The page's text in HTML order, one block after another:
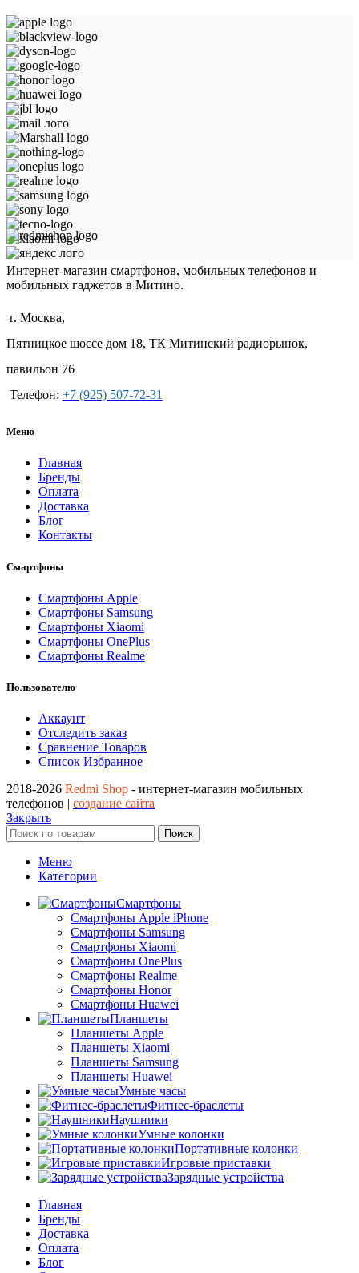
Интернет-магазин смартфонов, мобильных телефонов и
мобильных гаджетов в Митино.
г. Москва,
Пятницкое шоссе дом 18, ТК Митинский радиорынок,
павильон 76
Телефон: +7 (925) 507-72-31
Меню
Главная
Бренды
Оплата
Доставка
Блог
Контакты
Смартфоны
Смартфоны Apple
Смартфоны Samsung
Смартфоны Xiaomi
Смартфоны OnePlus
Смартфоны Realme
Пользователю
Аккаунт
Отследить заказ
Сравнение Товаров
Список Избранное
2018-2026 Redmi Shop - интернет-магазин мобильных
телефонов | создание сайта
Закрыть
Поиск
Меню
Категории
Смартфоны
Смартфоны Apple iPhone
Смартфоны Samsung
Смартфоны Xiaomi
Смартфоны OnePlus
Смартфоны Realme
Смартфоны Honor
Смартфоны Huawei
Планшеты
Планшеты Apple
Планшеты Xiaomi
Планшеты Samsung
Планшеты Huawei
Умные часы
Фитнес-браслеты
Наушники
Умные колонки
Портативные колонки
Игровые приставки
Зарядные устройства
Главная
Бренды
Доставка
Оплата
Блог